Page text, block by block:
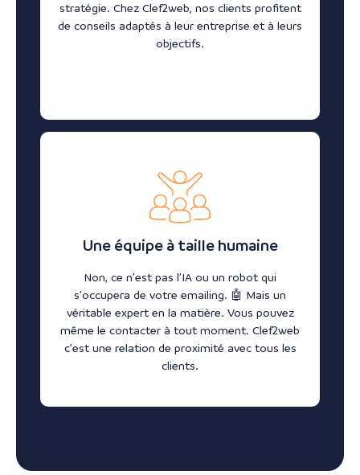
stratégie. Chez Clef2web, nos clients profitent
de conseils adaptés à leur entreprise et à leurs
objectifs.
Une équipe à taille humaine
Non, ce n’est pas l’IA ou un robot qui
s’occupera de votre emailing. 🤖 Mais un
véritable expert en la matière. Vous pouvez
même le contacter à tout moment. Clef2web
c’est une relation de proximité avec tous les
clients.